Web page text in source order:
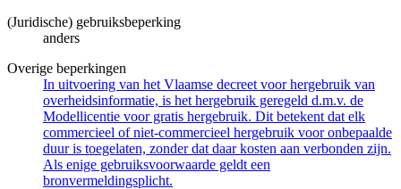
(Juridische) gebruiksbeperking
anders
Overige beperkingen
In uitvoering van het Vlaamse decreet voor hergebruik van
overheidsinformatie, is het hergebruik geregeld d.m.v. de
Modellicentie voor gratis hergebruik. Dit betekent dat elk
commercieel of niet-commercieel hergebruik voor onbepaalde
duur is toegelaten, zonder dat daar kosten aan verbonden zijn.
Als enige gebruiksvoorwaarde geldt een
bronvermeldingsplicht.